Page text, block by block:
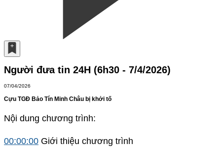
Người đưa tin 24H (6h30 - 7/4/2026)
07/04/2026
Cựu TGĐ Bảo Tín Minh Châu bị khởi tố
Nội dung chương trình:
00:00:00 Giới thiệu chương trình